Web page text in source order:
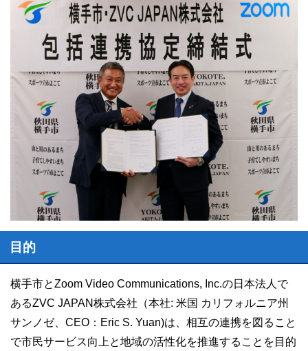
目的
横手市とZoom Video Communications, Inc.の日本法人で
あるZVC JAPAN株式会社（本社: 米国 カリフォルニア州
サンノゼ、CEO：Eric S. Yuan)は、相互の連携を図ること
で市民サービス向上と地域の活性化を推進することを目的